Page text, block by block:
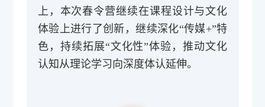
上，本次春令营继续在课程设计与文化
体验上进行了创新，继续深化“传媒+”特
色，持续拓展“文化性”体验，推动文化
认知从理论学习向深度体认延伸。